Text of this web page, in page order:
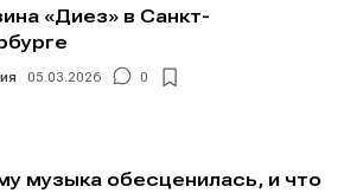
«Диез» в Санкт-
05.03.2026 0
музыка обесценилась, и что